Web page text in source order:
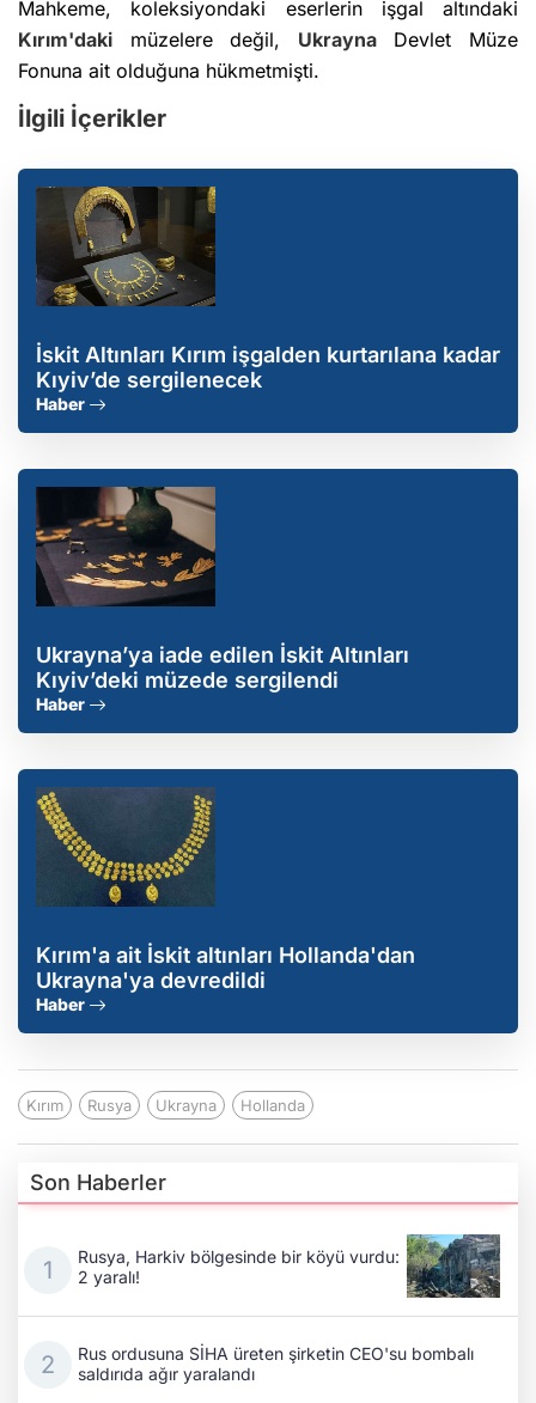
Mahkeme, koleksiyondaki eserlerin işgal altındaki
Kırım'daki müzelere değil, UkraynaDevlet Müze
Fonuna ait olduğuna hükmetmişti.
İlgili İçerikler
İskit Altınları Kırım işgalden kurtarılana kadar
Kıyiv’de sergilenecek
Haber
Ukrayna’ya iade edilen İskit Altınları
Kıyiv’deki müzede sergilendi
Haber
Kırım'a ait İskit altınları Hollanda'dan
Ukrayna'ya devredildi
Haber
Kırım Rusya Ukrayna Hollanda
Son Haberler
Rusya, Harkiv bölgesinde bir köyü vurdu:
2 yaralı!
Rus ordusuna SİHA üreten şirketin CEO'su bombalı
saldırıda ağır yaralandı